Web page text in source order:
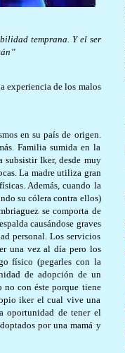
temprana. Y el ser
experiencia de los malos
en su país de origen.
Familia sumida en la
subsistir Iker, desde muy
La madre utiliza gran
Además, cuando la
su cólera contra ellos)
se comporta de
causándose graves
personal. Los servicios
una vez al día pero los
físico (pegarles con la
de adopción de un
no con éste porque tiene
iker el cual vive una
oportunidad de tener el
por una mamá y